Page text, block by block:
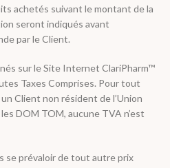
achetés suivant le montant de la
seront indiqués avant
par le Client.
sur le Site Internet ClariPharm™
Taxes Comprises. Pour tout
Client non résident de l’Union
DOM TOM, aucune TVA n’est
se prévaloir de tout autre prix